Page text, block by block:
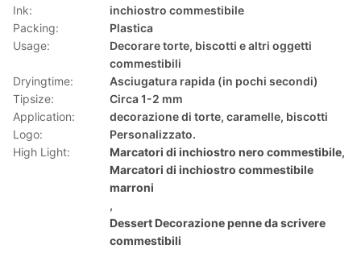
Ink:
inchiostro commestibile
Packing:
Plastica
Usage:
Decorare torte, biscotti e altri oggetti
commestibili
Dryingtime:
Asciugatura rapida (in pochi secondi)
Tipsize:
Circa 1-2 mm
Application:
decorazione di torte, caramelle, biscotti
Logo:
Personalizzato.
High Light:
Marcatori di inchiostro nero commestibile,
Marcatori di inchiostro commestibile
marroni
,
Dessert Decorazione penne da scrivere
commestibili